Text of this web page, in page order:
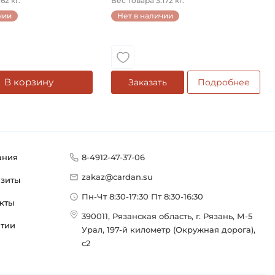
В корзину
Нет в наличии
Заказать Подробнее
8-4912-47-37-06
zakaz@cardan.su
Пн-Чт 8:30-17:30 Пт 8:30-16:30
390011, Рязанская область, г. Рязань, М-5
Урал, 197-й километр (Окружная дорога),
с2